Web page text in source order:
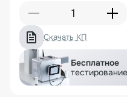
Скачать КП
Бесплатное
тестирование